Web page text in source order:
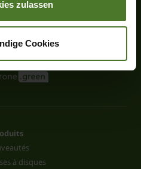
zulassen
Cookies
5977-935-339
à disques